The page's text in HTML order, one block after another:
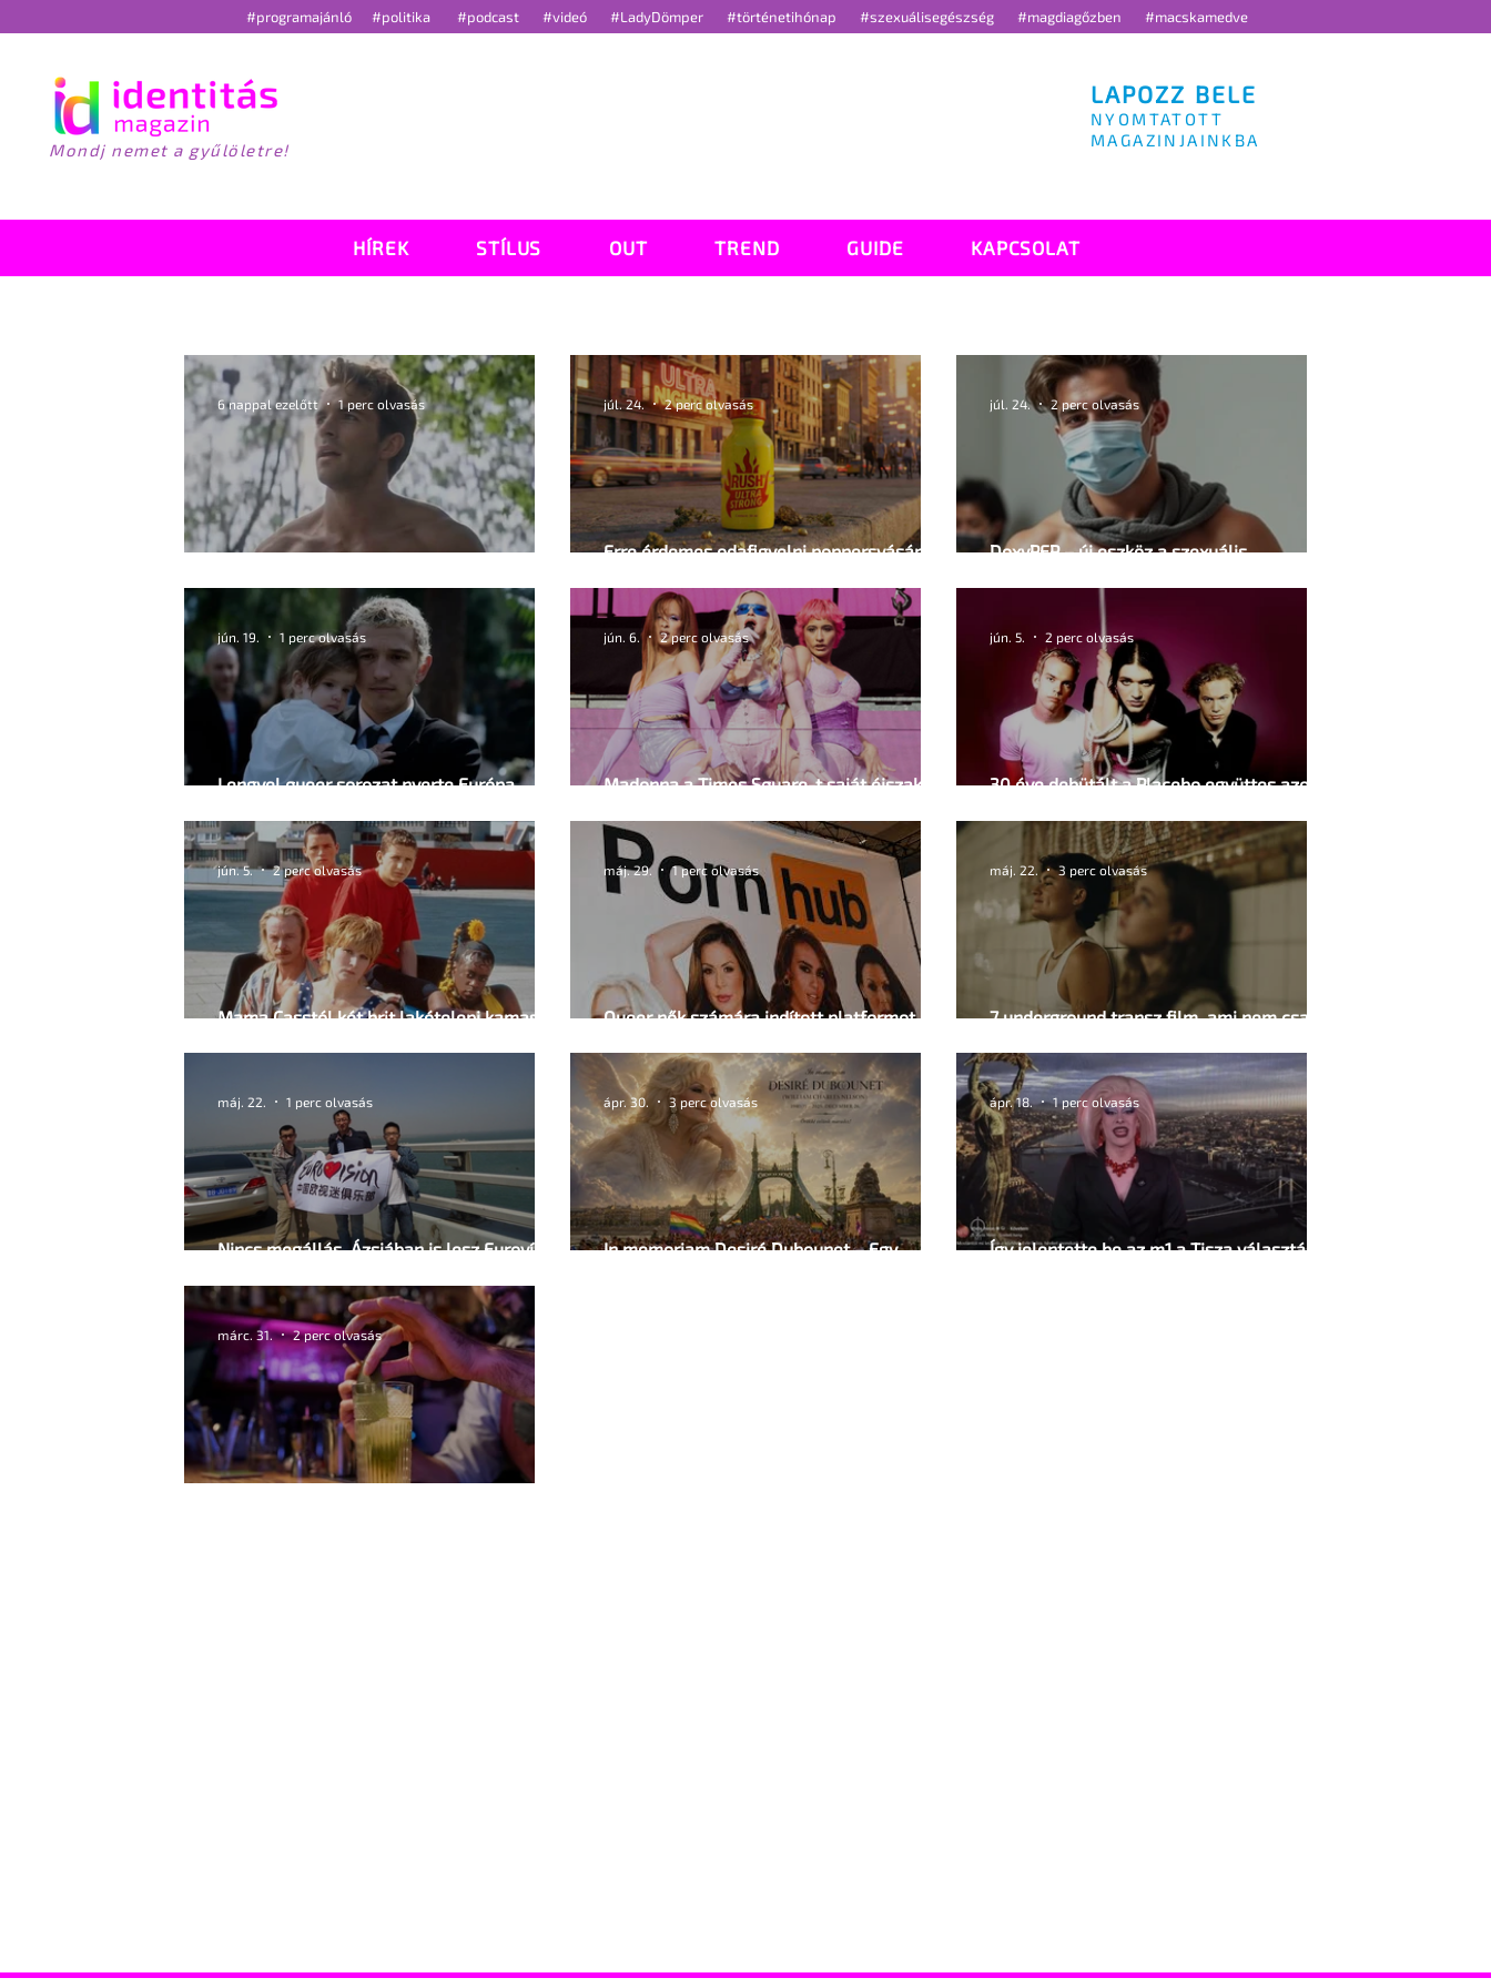
#programajánló #politika #podcast #videó #LadyDömper #történetihónap #szexuálisegészség #magdiagőzben #macskamedve
Mondj nemet a gyűlöletre!
LAPOZZ BELE
NYOMTATOTT
MAGAZINJAINKBA
HÍREK STÍLUS OUT TREND GUIDE KAPCSOLAT
6 nappal ezelőtt 1 perc olvasás
Erre érdemes odafigyelni poppersvásárlás
júl. 24. 2 perc olvasás
DoxyPEP – új eszköz a szexuális
júl. 24. 2 perc olvasás
Lengyel queer sorozat nyerte Európa
jún. 19. 1 perc olvasás
Madonna a Times Square-t saját éjszakai
jún. 6. 2 perc olvasás
30 éve debütált a Placebo együttes azonos
jún. 5. 2 perc olvasás
Mama Casstól két brit lakótelepi kamasz
jún. 5. 2 perc olvasás
Queer nők számára indított platformot az
máj. 29. 1 perc olvasás
7 underground transz film, ami nem csak
máj. 22. 3 perc olvasás
Nincs megállás, Ázsiában is lesz Eurovíziós
máj. 22. 1 perc olvasás
In memoriam Desiré Dubounet – Egy
ápr. 30. 3 perc olvasás
Így jelentette be az m1 a Tisza választási
ápr. 18. 1 perc olvasás
márc. 31. 2 perc olvasás